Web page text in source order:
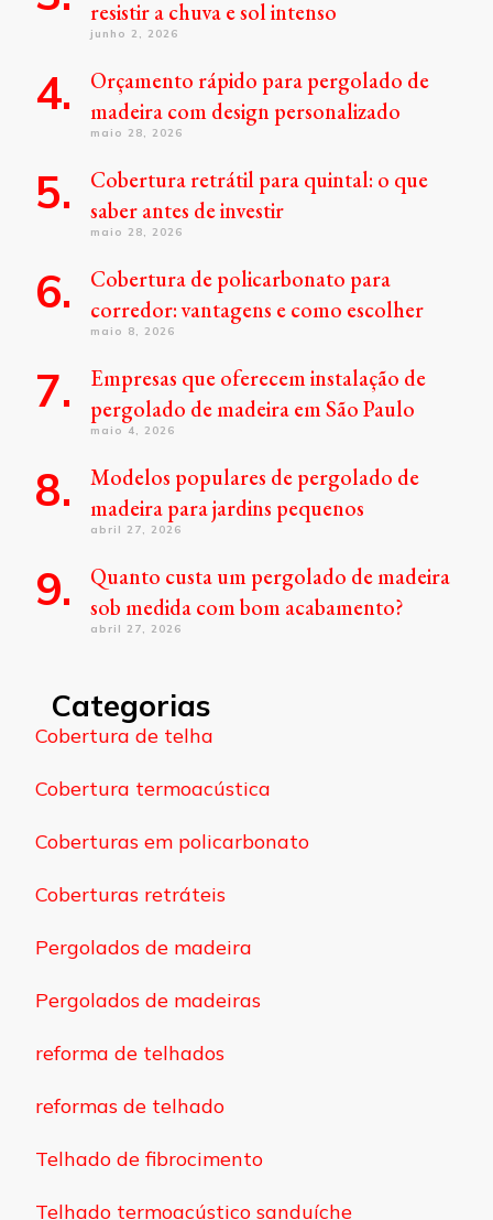
resistir a chuva e sol intenso
junho 2, 2026
Orçamento rápido para pergolado de
madeira com design personalizado
maio 28, 2026
Cobertura retrátil para quintal: o que
saber antes de investir
maio 28, 2026
Cobertura de policarbonato para
corredor: vantagens e como escolher
maio 8, 2026
Empresas que oferecem instalação de
pergolado de madeira em São Paulo
maio 4, 2026
Modelos populares de pergolado de
madeira para jardins pequenos
abril 27, 2026
Quanto custa um pergolado de madeira
sob medida com bom acabamento?
abril 27, 2026
Categorias
Cobertura de telha
Cobertura termoacústica
Coberturas em policarbonato
Coberturas retráteis
Pergolados de madeira
Pergolados de madeiras
reforma de telhados
reformas de telhado
Telhado de fibrocimento
Telhado termoacústico sanduíche